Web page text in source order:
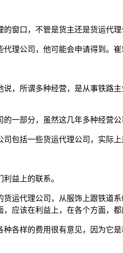
窗口，不管是货主还是货运代
理公司，他可能会申请得到。崔
，所谓多种经营，是从事铁路
一部分，虽然这几年多种经营
包括一些货运代理公司，实际
益上的联系。
运代理公司，从服饰上跟铁道
应该在利益上，在各个方面，都
各样的费用很有意见，因为它